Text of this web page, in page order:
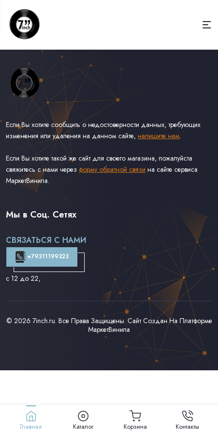
Если Вы хотите сообщить о недостоверности данных, требующих
изменения или удаления на данном сайте, напишите нам.
Если Вы хотите такой же сайт для своего магазина, пожалуйста
свяжитесь с нами через форму обратной связи на сайте сервиса
МаркетВинила.
Весь Каталог Винила на 7''
Рок на 7''
Доставка и Оплата
Контакты
Мы в Соц. Сетях
СВЯЗАТЬСЯ С НАМИ
+79311199323
с 12 до 22,
© 2026 7inch.ru. Все Права Защищены. Сайт Создан На Платформе
МаркетВинила
Главная Каталог Корзина Контакты